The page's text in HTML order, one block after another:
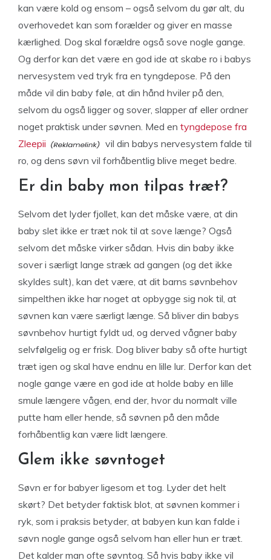
kan være kold og ensom – også selvom du gør alt, du
overhovedet kan som forælder og giver en masse
kærlighed. Dog skal forældre også sove nogle gange.
Og derfor kan det være en god ide at skabe ro i babys
nervesystem ved tryk fra en tyngdepose. På den
måde vil din baby føle, at din hånd hviler på den,
selvom du også ligger og sover, slapper af eller ordner
noget praktisk under søvnen. Med en tyngdepose fra
Zleepii
vil din babys nervesystem falde til
ro, og dens søvn vil forhåbentlig blive meget bedre.
Er din baby mon tilpas træt?
Selvom det lyder fjollet, kan det måske være, at din
baby slet ikke er træt nok til at sove længe? Også
selvom det måske virker sådan. Hvis din baby ikke
sover i særligt lange stræk ad gangen (og det ikke
skyldes sult), kan det være, at dit barns søvnbehov
simpelthen ikke har noget at opbygge sig nok til, at
søvnen kan være særligt længe. Så bliver din babys
søvnbehov hurtigt fyldt ud, og derved vågner baby
selvfølgelig og er frisk. Dog bliver baby så ofte hurtigt
træt igen og skal have endnu en lille lur. Derfor kan det
nogle gange være en god ide at holde baby en lille
smule længere vågen, end der, hvor du normalt ville
putte ham eller hende, så søvnen på den måde
forhåbentlig kan være lidt længere.
Glem ikke søvntoget
Søvn er for babyer ligesom et tog. Lyder det helt
skørt? Det betyder faktisk blot, at søvnen kommer i
ryk, som i praksis betyder, at babyen kun kan falde i
søvn nogle gange også selvom han eller hun er træt.
Det kalder man ofte søvntog. Så hvis baby ikke vil